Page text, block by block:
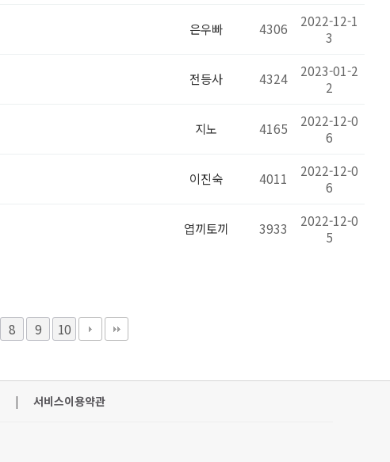
은우빠 4306
2022-12-1
3
전등사 4324
2023-01-2
2
지노 4165
2022-12-0
6
이진숙 4011
2022-12-0
6
엽끼토끼 3933
2022-12-0
5
8 9 10
| 서비스이용약관